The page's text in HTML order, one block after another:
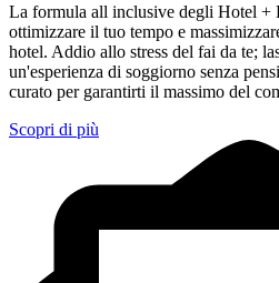
La formula all inclusive degli Hotel +
ottimizzare il tuo tempo e
hotel. Addio allo stress del fai da te;
un'esperienza di soggiorno senza
curato per garantirti il massimo del
Scopri di più